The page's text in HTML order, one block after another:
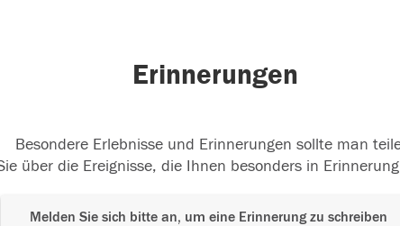
Erinnerungen
Besondere Erlebnisse und Erinnerungen sollte man
über die Ereignisse, die Ihnen besonders in
Melden Sie sich bitte an, um eine Erinnerung zu schreiben